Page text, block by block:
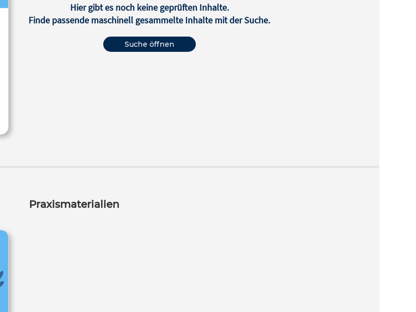
Hier gibt es noch keine geprüften Inhalte.
Finde passende maschinell gesammelte Inhalte mit der Suche.
Suche öffnen
Praxismaterialien